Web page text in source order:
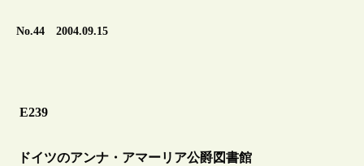
No.44 2004.09.15
E239
ドイツのアンナ・アマーリア公爵図書館